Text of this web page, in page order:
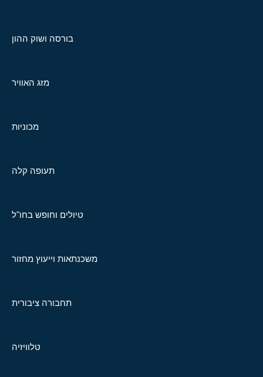
בורסה ושוק ההון
מזג האוויר
מכוניות
תעופה קלה
טיולים וחופש בחו"ל
משכנתאות וייעוץ מחזור
תחבורה ציבורית
טלוויזיה